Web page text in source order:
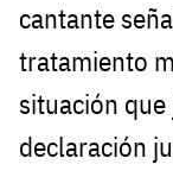
cantante
tratamiento
situación
declaración